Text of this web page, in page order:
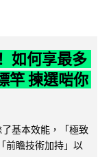
如何享最多
竿 揀選啱你
基本效能，「極致
前瞻技術加持」以